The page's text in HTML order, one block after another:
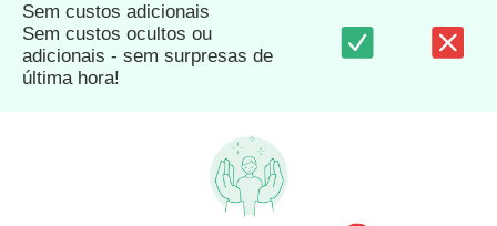
Sem custos adicionais
Sem custos ocultos ou
adicionais - sem surpresas de
última hora!